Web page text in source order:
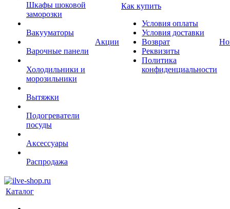
Шкафы шоковой
заморозки
Вакууматоры
Варочные панели
Холодильники и
морозильники
Вытяжки
Подогреватели
посуды
Аксессуары
Распродажа
Акции
Как купить
Условия оплаты
Условия доставки
Возврат
Реквизиты
Политика
конфиденциальности
Каталог